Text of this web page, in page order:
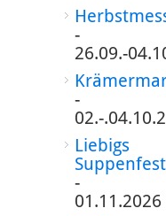
-
26.09.-
-
02.-
Liebigs
Suppenfest
-
01.11.2026